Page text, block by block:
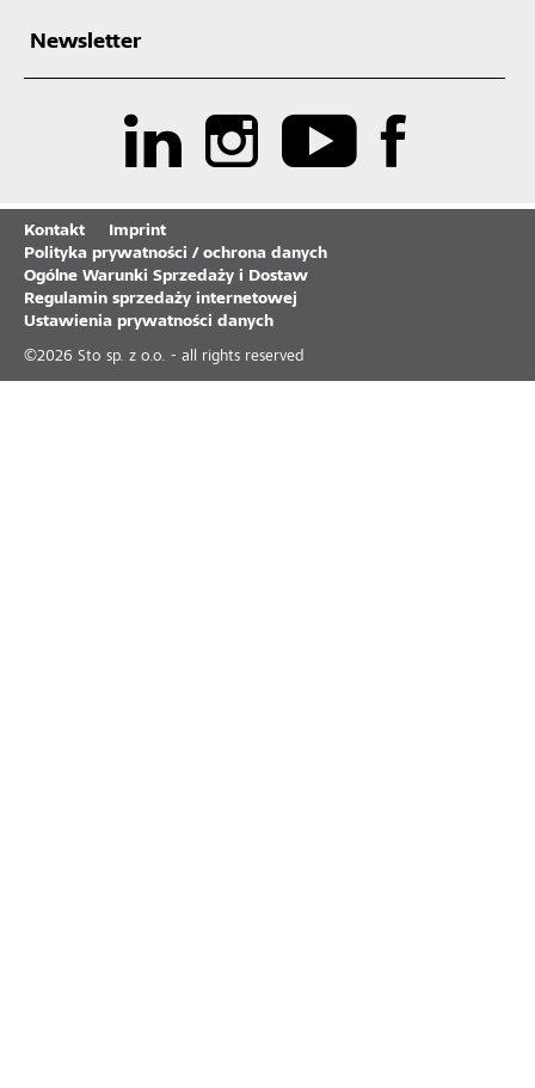
Newsletter
Kontakt
Imprint
Polityka prywatności / ochrona danych
Ogólne Warunki Sprzedaży i Dostaw
Regulamin sprzedaży internetowej
Ustawienia prywatności danych
©2026 Sto sp. z o.o. - all rights reserved